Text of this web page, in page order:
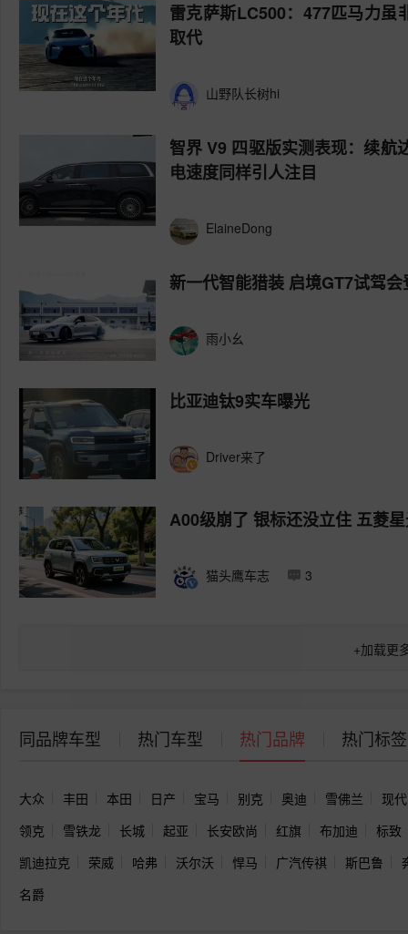
雷克萨斯LC500：477匹马力虽
取代
山野队长树hi
智界 V9 四驱版实测表现：续航
电速度同样引人注目
ElaineDong
新一代智能猎装 启境GT7试驾
雨小幺
比亚迪钛9实车曝光
Driver来了
A00级崩了 银标还没立住 五菱
猫头鹰车志 3
+加载更
同品牌车型 热门车型 热门品牌 热门标签
大众 丰田 本田 日产 宝马 别克 奥迪 雪佛兰
现代
领克
雪铁龙 长城 起亚 长安欧尚 红旗 布加迪
标致
凯迪拉克
荣威 哈弗 沃尔沃 悍马 广汽传祺 斯巴鲁
名爵